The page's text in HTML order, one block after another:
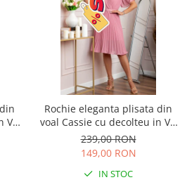
V -
Rochie eleganta plisata din
voal Cassie cu decolteu in V -
Roz
239,00 RON
149,00 RON
IN STOC